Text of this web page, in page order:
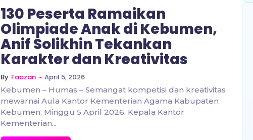
130 Peserta Ramaikan
Olimpiade Anak di Kebumen,
Anif Solikhin Tekankan
Karakter dan Kreativitas
By Faozan ~ April 5, 2026
Kebumen – Humas – Semangat kompetisi dan kreativitas
mewarnai Aula Kantor Kementerian Agama Kabupaten
Kebumen, Minggu 5 April 2026. Kepala Kantor
Kementerian...